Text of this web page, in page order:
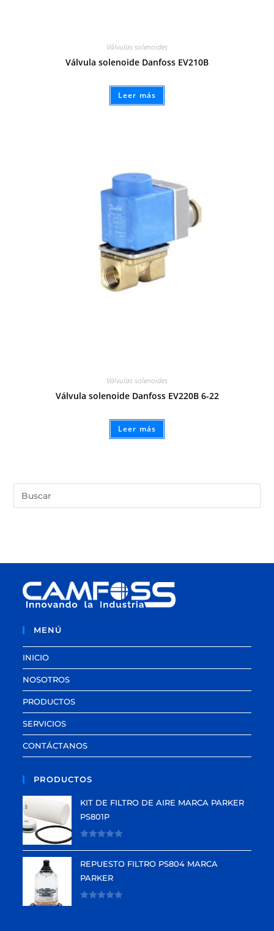
Válvulas solenoides
Válvula solenoide Danfoss EV210B
Leer más
Válvulas solenoides
Válvula solenoide Danfoss EV220B 6-22
Leer más
MENÚ
INICIO
NOSOTROS
PRODUCTOS
SERVICIOS
CONTÁCTANOS
PRODUCTOS
KIT DE FILTRO DE AIRE MARCA PARKER
PS801P
r
REPUESTO FILTRO PS804 MARCA
PARKER